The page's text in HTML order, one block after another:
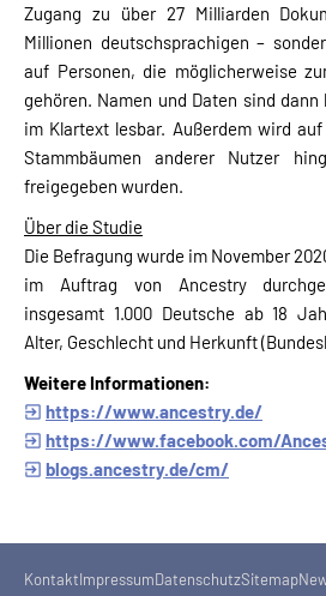
Zugang zu über 27 Milliarden
Millionen deutschsprachigen –
auf Personen, die möglicherweise
gehören. Namen und Daten sind
im Klartext lesbar. Außerdem wird
Stammbäumen anderer Nutzer
freigegeben wurden.
Über die Studie
Die Befragung wurde im November
im Auftrag von Ancestry
insgesamt 1.000 Deutsche ab 18
Alter, Geschlecht und Herkunft
Weitere Informationen:
https://www.ancestry.de/
https://www.facebook.com/
blogs.ancestry.de/cm/
KontaktImpressumDatenschutzSitemap